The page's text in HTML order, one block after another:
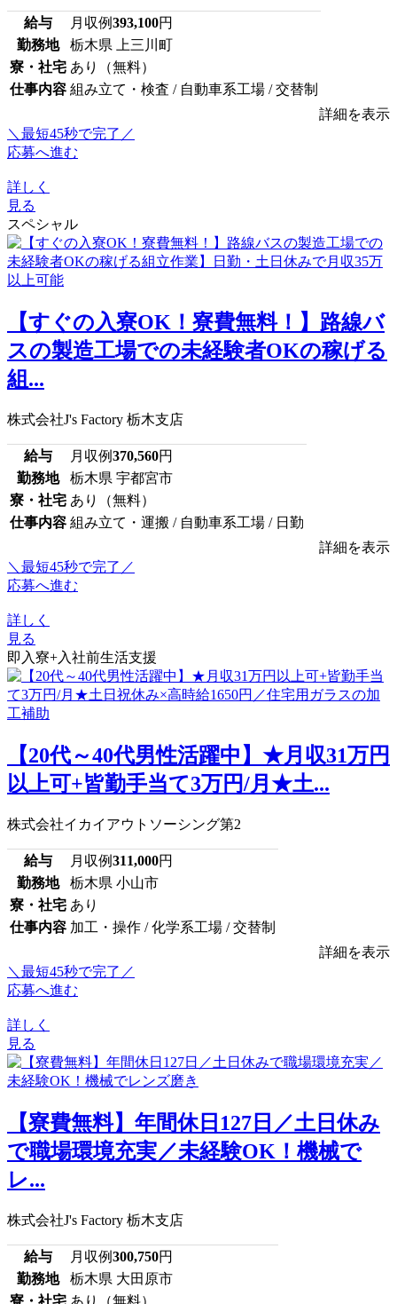
給与 月収例393,100円
勤務地
栃木県 上三川町
寮・社宅 あり（無料）
仕事内容 組み立て・検査 / 自動車系工場 / 交替制
詳細を表示
＼最短45秒で完了／
応募へ進む
詳しく
見る
スペシャル
【すぐの入寮OK！寮費無料！】路線バ
スの製造工場での未経験者OKの稼げる
組...
株式会社J's Factory 栃木支店
給与 月収例370,560円
勤務地
栃木県 宇都宮市
寮・社宅 あり（無料）
仕事内容 組み立て・運搬 / 自動車系工場 / 日勤
詳細を表示
＼最短45秒で完了／
応募へ進む
詳しく
見る
即入寮+入社前生活支援
【20代～40代男性活躍中】★月収31万円
以上可+皆勤手当て3万円/月★土...
株式会社イカイアウトソーシング第2
給与 月収例311,000円
勤務地
栃木県 小山市
寮・社宅 あり
仕事内容 加工・操作 / 化学系工場 / 交替制
詳細を表示
＼最短45秒で完了／
応募へ進む
詳しく
見る
【寮費無料】年間休日127日／土日休み
で職場環境充実／未経験OK！機械で
レ...
株式会社J's Factory 栃木支店
給与 月収例300,750円
勤務地
栃木県 大田原市
寮・社宅 あり（無料）